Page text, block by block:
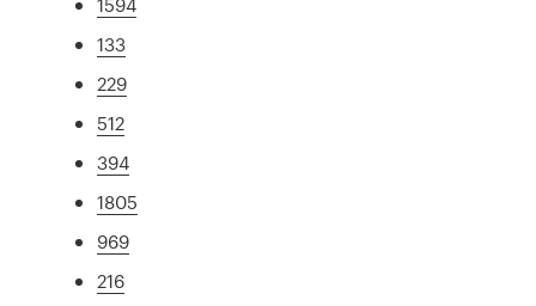
133
229
512
394
1805
969
216